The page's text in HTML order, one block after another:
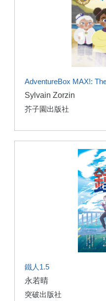
AdventureBox MAX!:
Sylvain Zorzin
芥子園出版社
鐵人1.5
永若晴
突破出版社